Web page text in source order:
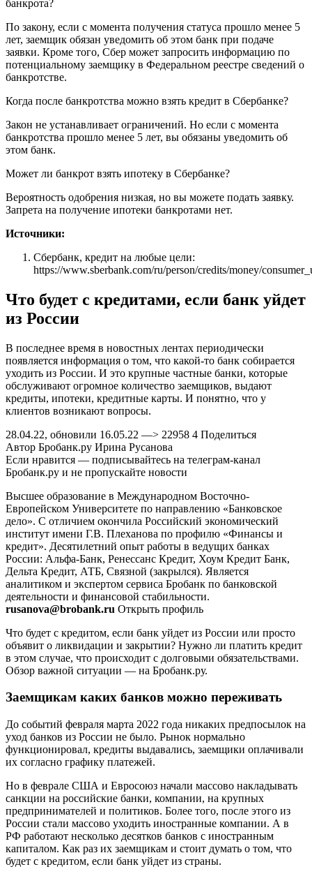
банкрота?
По закону, если с момента получения статуса прошло менее 5
лет, заемщик обязан уведомить об этом банк при подаче
заявки. Кроме того, Сбер может запросить информацию по
потенциальному заемщику в Федеральном реестре сведений о
банкротстве.
Когда после банкротства можно взять кредит в Сбербанке?
Закон не устанавливает ограничений. Но если с момента
банкротства прошло менее 5 лет, вы обязаны уведомить об
этом банк.
Может ли банкрот взять ипотеку в Сбербанке?
Вероятность одобрения низкая, но вы можете подать заявку.
Запрета на получение ипотеки банкротами нет.
Источники:
Сбербанк, кредит на любые цели:
https://www.sberbank.com/ru/person/credits/money/
Что будет с кредитами, если банк уйдет
из России
В последнее время в новостных лентах периодически
появляется информация о том, что какой-то банк собирается
уходить из России. И это крупные частные банки, которые
обслуживают огромное количество заемщиков, выдают
кредиты, ипотеки, кредитные карты. И понятно, что у
клиентов возникают вопросы.
28.04.22, обновили 16.05.22 —> 22958 4 Поделиться
Автор Бробанк.ру Ирина Русанова
Если нравится — подписывайтесь на телеграм-канал
Бробанк.ру и не пропускайте новости
Высшее образование в Международном Восточно-
Европейском Университете по направлению «Банковское
дело». С отличием окончила Российский экономический
институт имени Г.В. Плеханова по профилю «Финансы и
кредит». Десятилетний опыт работы в ведущих банках
России: Альфа-Банк, Ренессанс Кредит, Хоум Кредит Банк,
Дельта Кредит, АТБ, Связной (закрылся). Является
аналитиком и экспертом сервиса Бробанк по банковской
деятельности и финансовой стабильности.
rusanova@brobank.ru Открыть профиль
Что будет с кредитом, если банк уйдет из России или просто
объявит о ликвидации и закрытии? Нужно ли платить кредит
в этом случае, что происходит с долговыми обязательствами.
Обзор важной ситуации — на Бробанк.ру.
Заемщикам каких банков можно переживать
До событий февраля марта 2022 года никаких предпосылок на
уход банков из России не было. Рынок нормально
функционировал, кредиты выдавались, заемщики оплачивали
их согласно графику платежей.
Но в феврале США и Евросоюз начали массово накладывать
санкции на российские банки, компании, на крупных
предпринимателей и политиков. Более того, после этого из
России стали массово уходить иностранные компании. А в
РФ работают несколько десятков банков с иностранным
капиталом. Как раз их заемщикам и стоит думать о том, что
будет с кредитом, если банк уйдет из страны.